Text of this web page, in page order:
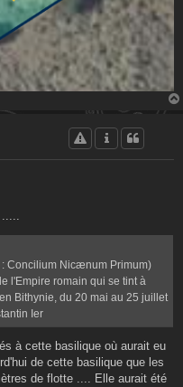
Concilium Nicænum Primum)
l'Empire romain qui se tint à
Bithynie, du 20 mai au 25 juillet
Ier
à cette basilique où aurait eu
de cette basilique que les
de flotte .... Elle aurait été